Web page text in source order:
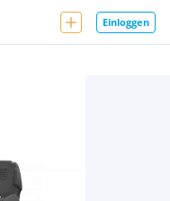
Einloggen